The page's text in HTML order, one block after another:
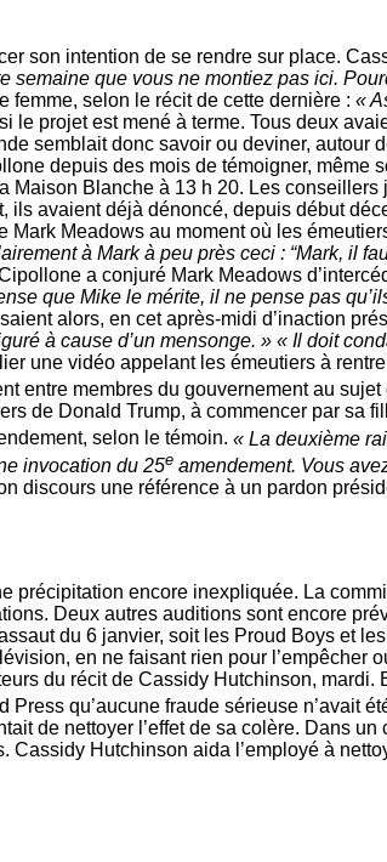
son intention de se rendre sur place.
semaine que vous ne montiez pas ici.
selon le récit de cette dernière : «
si le projet est mené à terme. Tous deux
semblait donc savoir ou deviner, autour
depuis des mois de témoigner, même
Blanche à 13 h 20. Les
avaient déjà dénoncé, depuis début
Meadows au moment où les
à Mark à peu près ceci : “Mark, il
a conjuré Mark Meadows
que Mike le mérite, il ne pense pas
alors, en cet après-­midi d’inaction
à cause d’un mensonge. » « Il doit
une vidéo appelant les émeutiers à
entre membres du gouvernement au sujet
de Donald Trump, à commencer par sa
selon le témoin. « La deuxième
invocation du 25e amendement. Vous
discours une référence à un pardon
précipitation encore inexpliquée. La
Deux autres auditions sont encore
du 6 janvier, soit les Proud Boys et
en ne faisant rien pour l’empêcher
du récit de Cassidy Hutchinson, mardi.
qu’aucune fraude sérieuse n’avait
de nettoyer l’effet de sa colère. Dans
Hutchinson aida l’employé à